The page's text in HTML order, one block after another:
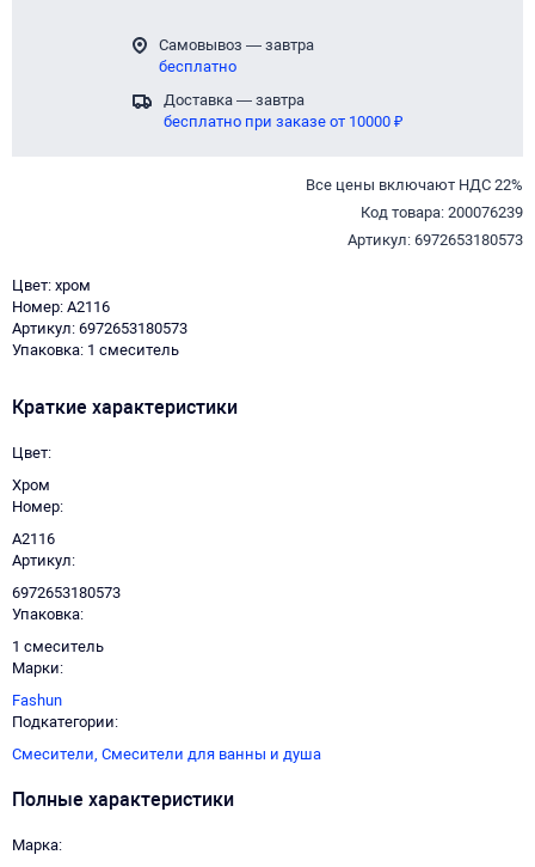
Самовывоз — завтра
бесплатно
Доставка — завтра
бесплатно при заказе от 10000 ₽
Все цены включают НДС 22%
Код товара: 200076239
Артикул: 6972653180573
Цвет: хром
Номер: A2116
Артикул: 6972653180573
Упаковка: 1 смеситель
Краткие характеристики
Цвет
Хром
Номер
A2116
Артикул
6972653180573
Упаковка
1 смеситель
Марки
Fashun
Подкатегории
Смесители, Смесители для ванны и душа
Полные характеристики
Марка